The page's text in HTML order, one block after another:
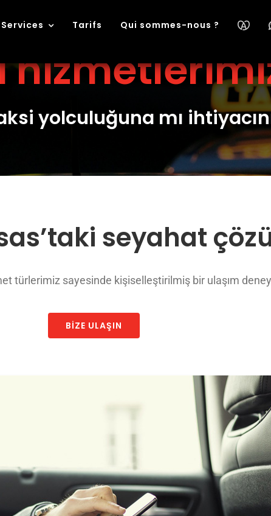
Tarifs Qui sommes-nous ?
yolculuğuna mı
seyahat
türlerimiz sayesinde kişiselleştirilmiş bir ulaşım
BIZE ULAŞIN